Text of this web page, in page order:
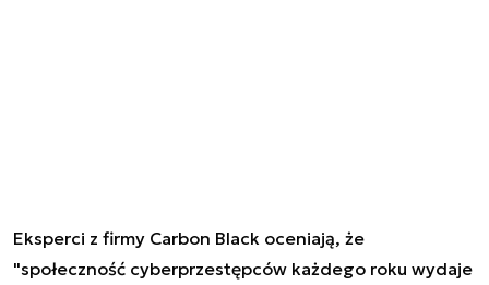
Eksperci z firmy Carbon Black oceniają, że
"społeczność cyberprzestępców każdego roku wydaje